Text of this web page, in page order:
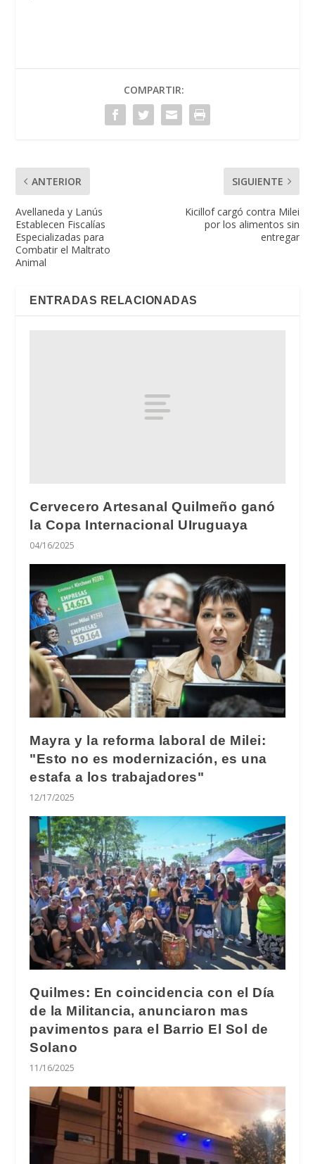
COMPARTIR:
ANTERIOR
Avellaneda y Lanús
Establecen Fiscalías
Especializadas para
Combatir el Maltrato
Animal
SIGUIENTE
Kicillof cargó contra Milei
por los alimentos sin
entregar
ENTRADAS RELACIONADAS
Cervecero Artesanal Quilmeño ganó
la Copa Internacional UIruguaya
04/16/2025
Mayra y la reforma laboral de Milei:
"Esto no es modernización, es una
estafa a los trabajadores"
12/17/2025
Quilmes: En coincidencia con el Día
de la Militancia, anunciaron mas
pavimentos para el Barrio El Sol de
Solano
11/16/2025